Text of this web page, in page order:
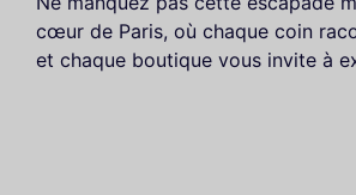
cœur de Paris, où chaque coin
et chaque boutique vous invite à